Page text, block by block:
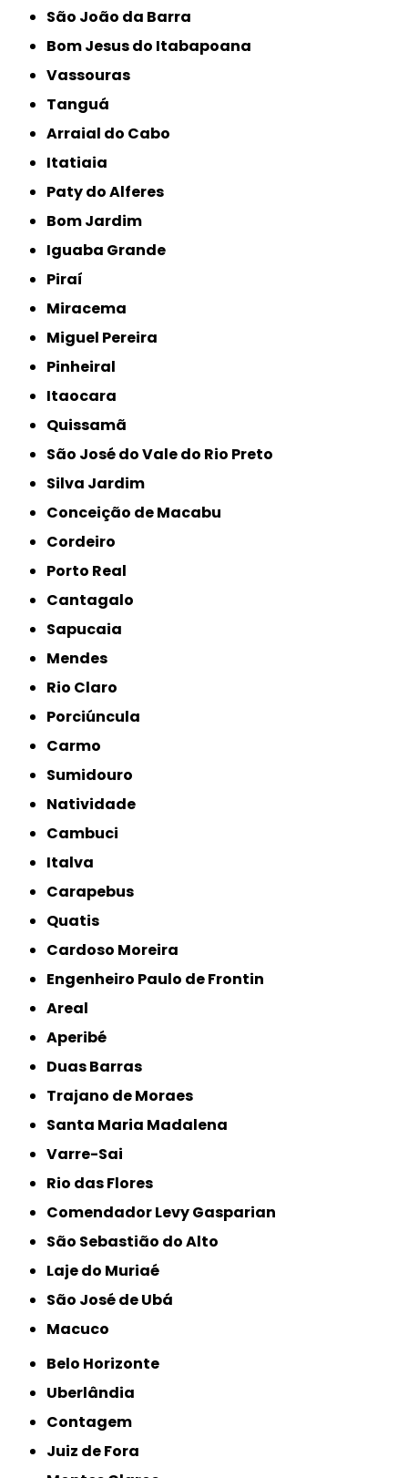
São João da Barra
Bom Jesus do Itabapoana
Vassouras
Tanguá
Arraial do Cabo
Itatiaia
Paty do Alferes
Bom Jardim
Iguaba Grande
Piraí
Miracema
Miguel Pereira
Pinheiral
Itaocara
Quissamã
São José do Vale do Rio Preto
Silva Jardim
Conceição de Macabu
Cordeiro
Porto Real
Cantagalo
Sapucaia
Mendes
Rio Claro
Porciúncula
Carmo
Sumidouro
Natividade
Cambuci
Italva
Carapebus
Quatis
Cardoso Moreira
Engenheiro Paulo de Frontin
Areal
Aperibé
Duas Barras
Trajano de Moraes
Santa Maria Madalena
Varre-Sai
Rio das Flores
Comendador Levy Gasparian
São Sebastião do Alto
Laje do Muriaé
São José de Ubá
Macuco
Belo Horizonte
Uberlândia
Contagem
Juiz de Fora